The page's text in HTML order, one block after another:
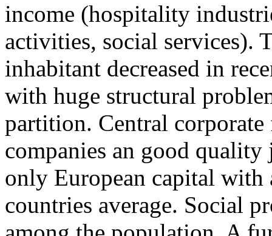
income (hospitality
activities, social services).
inhabitant decreased in
with huge structural
partition. Central
companies an good
only European capital with
countries average. Social